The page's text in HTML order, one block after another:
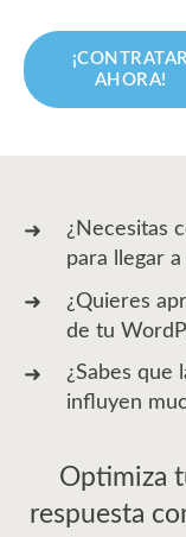
¡CONTRATAR
AHORA!
¿Necesitas
para llegar
¿Quieres
de tu
¿Sabes que
influyen
Optimiza
respuesta